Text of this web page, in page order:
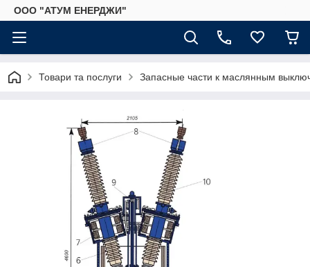
ООО "АТУМ ЕНЕРДЖИ"
Товари та послуги Запасные части к маслянным